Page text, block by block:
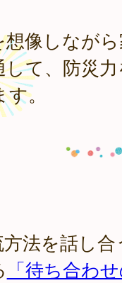
像しなが
て、防災
。
法を話し
「待ち合わ